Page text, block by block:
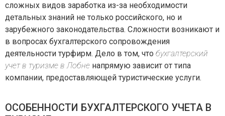
сложных видов заработка из-за необходимости
детальных знаний не только российского, но и
зарубежного законодательства. Сложности возникают и
в вопросах бухгалтерского сопровождения
деятельности турфирм. Дело в том, что бухгалтерский
учет в туризме в Лобне напрямую зависит от типа
компании, предоставляющей туристические услуги.
ОСОБЕННОСТИ БУХГАЛТЕРСКОГО УЧЕТА В